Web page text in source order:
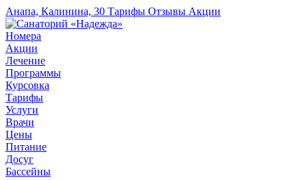
Анапа, Калинина, 30 Тарифы Отзывы Акции
Номера
Акции
Лечение
Программы
Курсовка
Тарифы
Услуги
Врачи
Цены
Питание
Досуг
Бассейны